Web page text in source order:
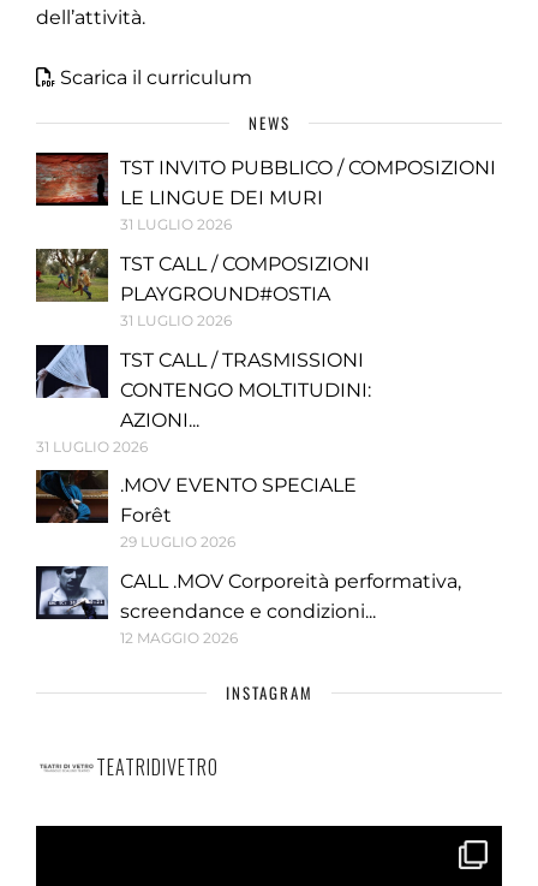
dell’attività.
Scarica il curriculum
NEWS
TST INVITO PUBBLICO / COMPOSIZIONI
LE LINGUE DEI MURI
31 LUGLIO 2026
TST CALL / COMPOSIZIONI
PLAYGROUND#OSTIA
31 LUGLIO 2026
TST CALL / TRASMISSIONI
CONTENGO MOLTITUDINI:
AZIONI...
31 LUGLIO 2026
.MOV EVENTO SPECIALE
Forêt
29 LUGLIO 2026
CALL .MOV Corporeità performativa,
screendance e condizioni...
12 MAGGIO 2026
INSTAGRAM
TEATRIDIVETRO